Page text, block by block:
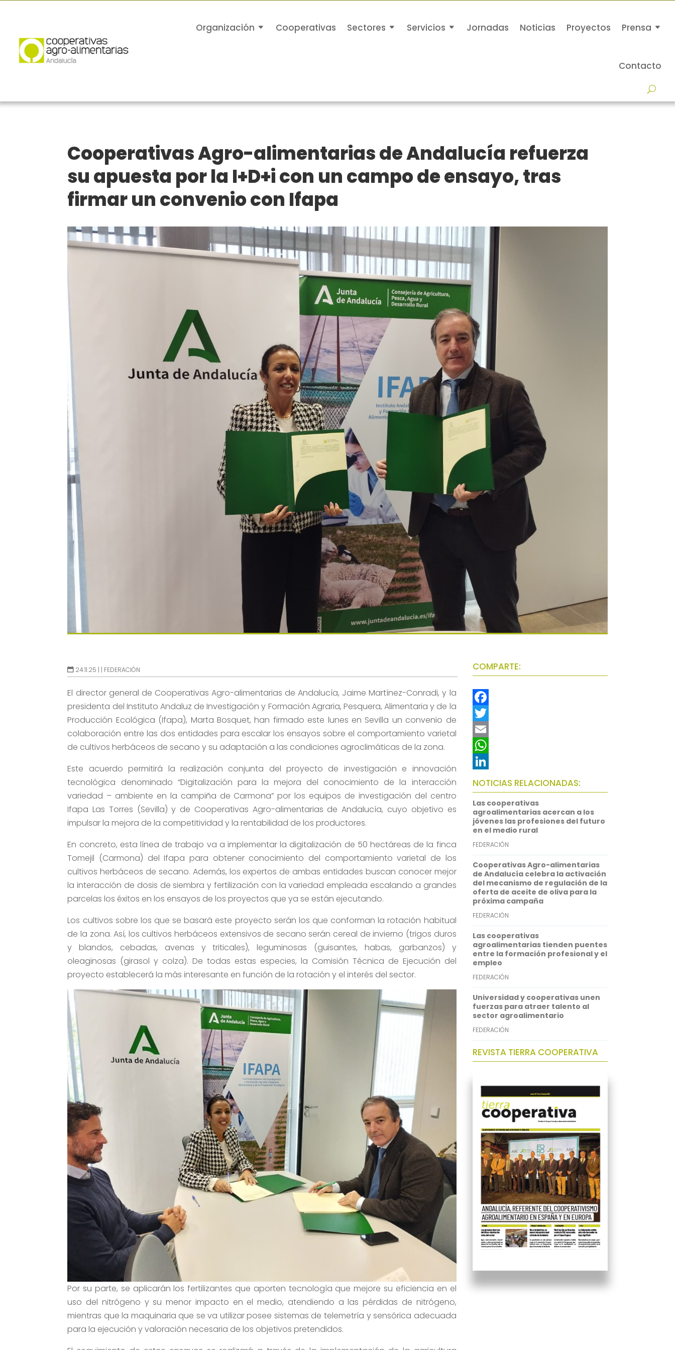
Organización Cooperativas Sectores Servicios Jornadas Noticias Proyectos Prensa
Contacto
Cooperativas Agro-alimentarias de Andalucía refuerza
su apuesta por la I+D+i con un campo de ensayo, tras
firmar un convenio con Ifapa
24.11.25 | | FEDERACIÓN
El director general de Cooperativas Agro-alimentarias de Andalucía, Jaime Martínez-Conradi, y la
presidenta del Instituto Andaluz de Investigación y Formación Agraria, Pesquera, Alimentaria y de la
Producción Ecológica (Ifapa), Marta Bosquet, han firmado este lunes en Sevilla un convenio de
colaboración entre las dos entidades para escalar los ensayos sobre el comportamiento varietal
de cultivos herbáceos de secano y su adaptación a las condiciones agroclimáticas de la zona.
Este acuerdo permitirá la realización conjunta del proyecto de investigación e innovación
tecnológica denominado “Digitalización para la mejora del conocimiento de la interacción
variedad – ambiente en la campiña de Carmona” por los equipos de investigación del centro
Ifapa Las Torres (Sevilla) y de Cooperativas Agro-alimentarias de Andalucía, cuyo objetivo es
impulsar la mejora de la competitividad y la rentabilidad de los productores.
En concreto, esta línea de trabajo va a implementar la digitalización de 50 hectáreas de la finca
Tomejil (Carmona) del Ifapa para obtener conocimiento del comportamiento varietal de los
cultivos herbáceos de secano. Además, los expertos de ambas entidades buscan conocer mejor
la interacción de dosis de siembra y fertilización con la variedad empleada escalando a grandes
parcelas los éxitos en los ensayos de los proyectos que ya se están ejecutando.
Los cultivos sobre los que se basará este proyecto serán los que conforman la rotación habitual
de la zona. Así, los cultivos herbáceos extensivos de secano serán cereal de invierno (trigos duros
y blandos, cebadas, avenas y triticales), leguminosas (guisantes, habas, garbanzos) y
oleaginosas (girasol y colza). De todas estas especies, la Comisión Técnica de Ejecución del
proyecto establecerá la más interesante en función de la rotación y el interés del sector.
Por su parte, se aplicarán los fertilizantes que aporten tecnología que mejore su eficiencia en el
uso del nitrógeno y su menor impacto en el medio, atendiendo a las pérdidas de nitrógeno,
mientras que la maquinaria que se va utilizar posee sistemas de telemetría y sensórica adecuada
para la ejecución y valoración necesaria de los objetivos pretendidos.
COMPARTE:
F
a
c
e
o
o
k
T
w
t
e
r
E
m
i
l
W
a
t
s
A
p
p
i
n
k
e
d
I
n
NOTICIAS RELACIONADAS:
Las cooperativas
agroalimentarias acercan a los
jóvenes las profesiones del futuro
en el medio rural
FEDERACIÓN
Cooperativas Agro-alimentarias
de Andalucía celebra la activación
del mecanismo de regulación de la
oferta de aceite de oliva para la
próxima campaña
FEDERACIÓN
Las cooperativas
agroalimentarias tienden puentes
entre la formación profesional y el
empleo
FEDERACIÓN
Universidad y cooperativas unen
fuerzas para atraer talento al
sector agroalimentario
FEDERACIÓN
REVISTA TIERRA COOPERATIVA